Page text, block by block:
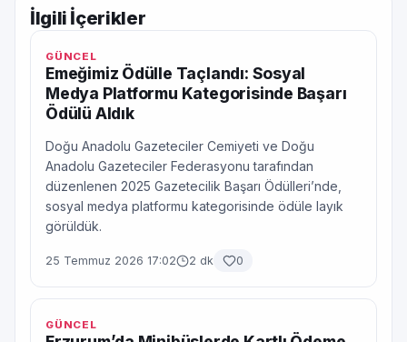
İlgili İçerikler
GÜNCEL
Emeğimiz Ödülle Taçlandı: Sosyal
Medya Platformu Kategorisinde Başarı
Ödülü Aldık
Doğu Anadolu Gazeteciler Cemiyeti ve Doğu
Anadolu Gazeteciler Federasyonu tarafından
düzenlenen 2025 Gazetecilik Başarı Ödülleri’nde,
sosyal medya platformu kategorisinde ödüle layık
görüldük.
25 Temmuz 2026 17:02 2 dk 0
GÜNCEL